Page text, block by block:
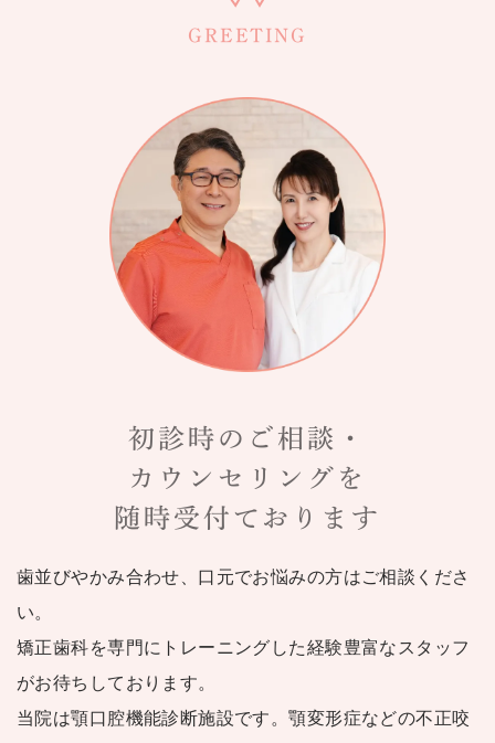
GREETING
初診時のご相談・
カウンセリングを
随時受付ております
歯並びやかみ合わせ、口元でお悩みの方はご相談くださ
い。
矯正歯科を専門にトレーニングした経験豊富なスタッフ
がお待ちしております。
当院は顎口腔機能診断施設です。顎変形症などの不正咬